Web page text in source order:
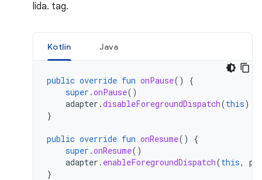
lida. tag.
Kotlin Java
public override fun onPause()
{
super .onPause()
adapter .disableForegroundDispatch(this)
}
public override fun onResume()
{
super .onResume()
adapter . enableForegroundDispatch(this,
}